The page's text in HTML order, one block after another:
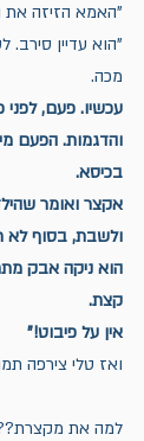
"האמא הזיזה את
"הוא עדיין סירב.
מכה.
עכשיו. פעם, לפני
והדגמות. הפעם
בכיסא.
אקצר ואומר
ולשבת, בסוף לא
הוא ניקה אבק
קצת.
אין על פיבוט!"
ואז טלי צירפה
למה את